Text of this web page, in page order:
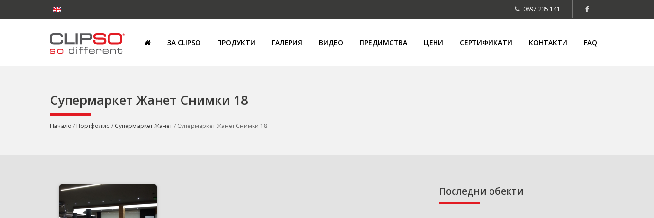
0897 235 141
ЗА CLIPSO ПРОДУКТИ ГАЛЕРИЯ ВИДЕО ПРЕДИМСТВА ЦЕНИ СЕРТИФИКАТИ КОНТАКТИ FAQ
Супермаркет Жанет Снимки 18
Начало / Портфолио / Супермаркет Жанет/ Супермаркет Жанет Снимки 18
Последни обекти